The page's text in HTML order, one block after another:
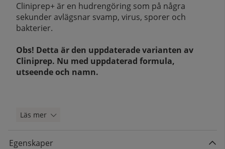
Cliniprep+ är en hudrengöring som på några
sekunder avlägsnar svamp, virus, sporer och
bakterier.
Obs! Detta är den uppdaterade varianten av
Cliniprep. Nu med uppdaterad formula,
utseende och namn.
Läs mer
Egenskaper